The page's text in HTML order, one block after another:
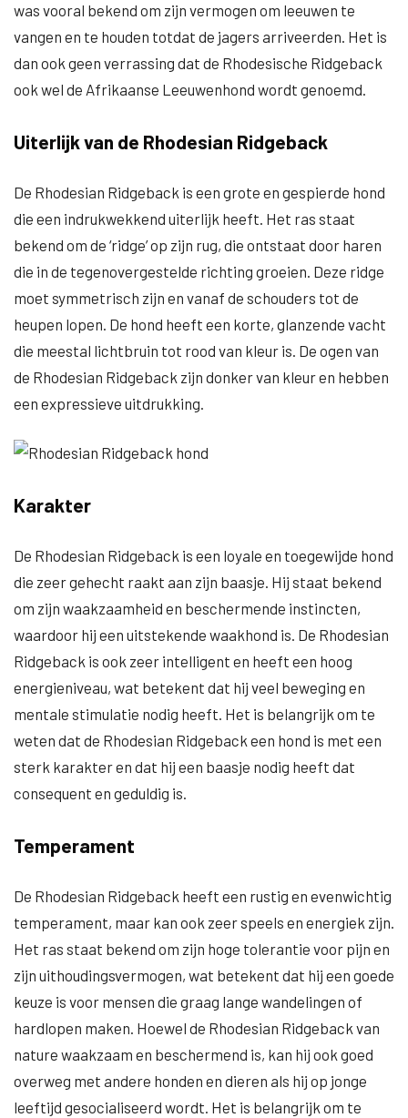
was vooral bekend om zijn vermogen om leeuwen te
vangen en te houden totdat de jagers arriveerden. Het is
dan ook geen verrassing dat de Rhodesische Ridgeback
ook wel de Afrikaanse Leeuwenhond wordt genoemd.
Uiterlijk van de Rhodesian Ridgeback
De Rhodesian Ridgeback is een grote en gespierde hond
die een indrukwekkend uiterlijk heeft. Het ras staat
bekend om de ‘ridge’ op zijn rug, die ontstaat door haren
die in de tegenovergestelde richting groeien. Deze ridge
moet symmetrisch zijn en vanaf de schouders tot de
heupen lopen. De hond heeft een korte, glanzende vacht
die meestal lichtbruin tot rood van kleur is. De ogen van
de Rhodesian Ridgeback zijn donker van kleur en hebben
een expressieve uitdrukking.
Karakter
De Rhodesian Ridgeback is een loyale en toegewijde hond
die zeer gehecht raakt aan zijn baasje. Hij staat bekend
om zijn waakzaamheid en beschermende instincten,
waardoor hij een uitstekende waakhond is. De Rhodesian
Ridgeback is ook zeer intelligent en heeft een hoog
energieniveau, wat betekent dat hij veel beweging en
mentale stimulatie nodig heeft. Het is belangrijk om te
weten dat de Rhodesian Ridgeback een hond is met een
sterk karakter en dat hij een baasje nodig heeft dat
consequent en geduldig is.
Temperament
De Rhodesian Ridgeback heeft een rustig en evenwichtig
temperament, maar kan ook zeer speels en energiek zijn.
Het ras staat bekend om zijn hoge tolerantie voor pijn en
zijn uithoudingsvermogen, wat betekent dat hij een goede
keuze is voor mensen die graag lange wandelingen of
hardlopen maken. Hoewel de Rhodesian Ridgeback van
nature waakzaam en beschermend is, kan hij ook goed
overweg met andere honden en dieren als hij op jonge
leeftijd gesocialiseerd wordt. Het is belangrijk om te